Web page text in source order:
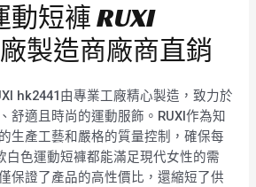
短褲 RUXI
製造商廠商直銷
hk2441由專業工廠精心製造，致力於
舒適且時尚的運動服飾。RUXI作為知
生產工藝和嚴格的質量控制，確保每
白色運動短褲都能滿足現代女性的需
保證了產品的高性價比，還縮短了供